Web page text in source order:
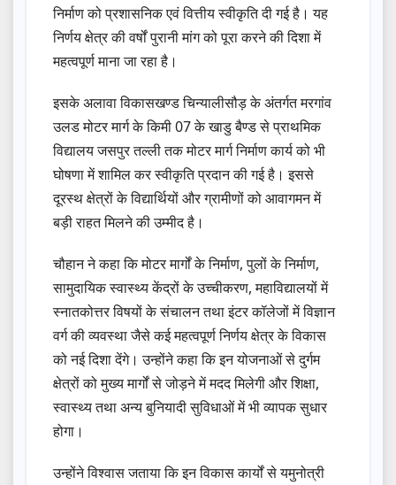
निर्माण को प्रशासनिक एवं वित्तीय स्वीकृति दी गई है। यह
निर्णय क्षेत्र की वर्षों पुरानी मांग को पूरा करने की दिशा में
महत्वपूर्ण माना जा रहा है।
इसके अलावा विकासखण्ड चिन्यालीसौड़ के अंतर्गत मरगांव
उलड मोटर मार्ग के किमी 07 के खाडु बैण्ड से प्राथमिक
विद्यालय जसपुर तल्ली तक मोटर मार्ग निर्माण कार्य को भी
घोषणा में शामिल कर स्वीकृति प्रदान की गई है। इससे
दूरस्थ क्षेत्रों के विद्यार्थियों और ग्रामीणों को आवागमन में
बड़ी राहत मिलने की उम्मीद है।
चौहान ने कहा कि मोटर मार्गों के निर्माण, पुलों के निर्माण,
सामुदायिक स्वास्थ्य केंद्रों के उच्चीकरण, महाविद्यालयों में
स्नातकोत्तर विषयों के संचालन तथा इंटर कॉलेजों में विज्ञान
वर्ग की व्यवस्था जैसे कई महत्वपूर्ण निर्णय क्षेत्र के विकास
को नई दिशा देंगे। उन्होंने कहा कि इन योजनाओं से दुर्गम
क्षेत्रों को मुख्य मार्गों से जोड़ने में मदद मिलेगी और शिक्षा,
स्वास्थ्य तथा अन्य बुनियादी सुविधाओं में भी व्यापक सुधार
होगा।
उन्होंने विश्वास जताया कि इन विकास कार्यों से यमुनोत्री